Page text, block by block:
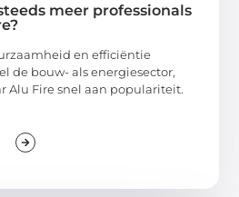
meer professionals
en efficiëntie
de bouw- als energiesector,
Alu Fire snel aan populariteit.